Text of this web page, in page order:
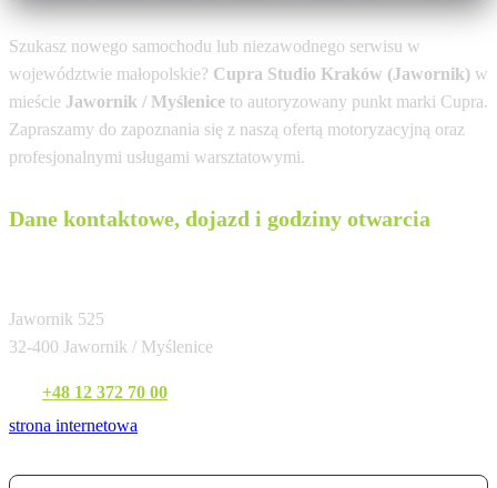
Szukasz nowego samochodu lub niezawodnego serwisu w
województwie małopolskie? Cupra Studio Kraków (Jawornik) w
mieście Jawornik / Myślenice to autoryzowany punkt marki Cupra.
Zapraszamy do zapoznania się z naszą ofertą motoryzacyjną oraz
profesjonalnymi usługami warsztatowymi.
Dane kontaktowe, dojazd i godziny otwarcia
Jawornik 525
32-400 Jawornik / Myślenice
+48 12 372 70 00
strona internetowa